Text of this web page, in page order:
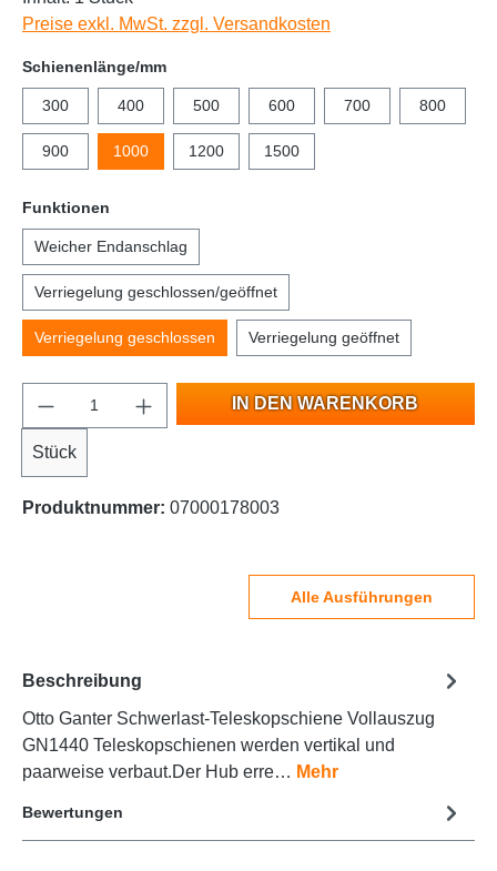
Preise exkl. MwSt. zzgl. Versandkosten
Schienenlänge/mm
300 400 500 600 700 800
900 1000 1200 1500
Funktionen
Weicher Endanschlag
Verriegelung geschlossen/geöffnet
Verriegelung geschlossen Verriegelung geöffnet
Stück
IN DEN WARENKORB
Produktnummer: 07000178003
Alle Ausführungen
Beschreibung
Otto Ganter Schwerlast-Teleskopschiene Vollauszug
GN1440 Teleskopschienen werden vertikal und
paarweise verbaut.Der Hub erre… Mehr
Bewertungen